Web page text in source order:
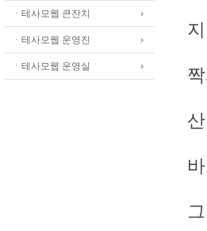
ㆍ테사모웹 큰잔치
ㆍ테사모웹 운영진
ㆍ테사모웹 운영실